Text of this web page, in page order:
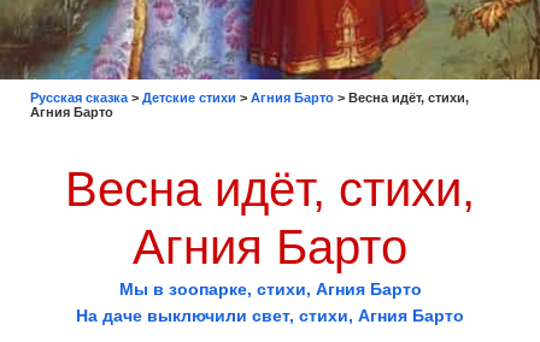
Русская сказка > Детские стихи > Агния Барто > Весна идёт, стихи,
Агния Барто
Весна идёт, стихи,
Агния Барто
Мы в зоопарке, стихи, Агния Барто
На даче выключили свет, стихи, Агния Барто